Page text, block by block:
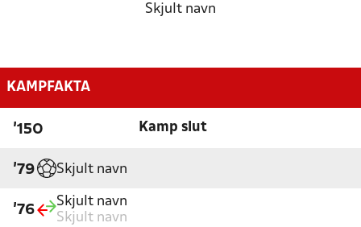
Skjult navn
KAMPFAKTA
'150 Kamp slut
'79 Skjult navn
'76
Skjult navn
Skjult navn